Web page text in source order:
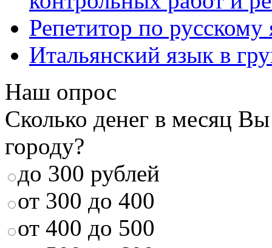
Репетитор по русскому
Итальянский язык в
Наш опрос
Сколько денег в месяц
городу?
до 300 рублей
от 300 до 400
от 400 до 500